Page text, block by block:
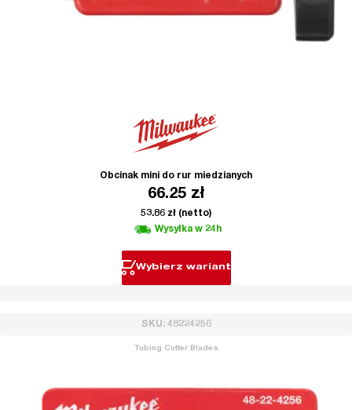
Obcinak mini do rur miedzianych
66.25 zł
53.86 zł (netto)
Wysyłka w 24h
Wybierz wariant
SKU: 48224256
Tubing Cutter Blades